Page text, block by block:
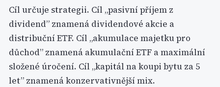
Cíl určuje strategii. Cíl „pasivní příjem z
dividend” znamená dividendové akcie a
distribuční ETF. Cíl „akumulace majetku pro
důchod” znamená akumulační ETF a maximální
složené úročení. Cíl „kapitál na koupi bytu za 5
let” znamená konzervativnější mix.